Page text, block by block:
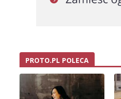
PROTO.PL POLECA